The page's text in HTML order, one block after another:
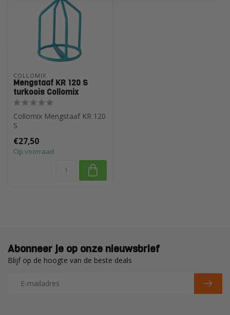
COLLOMIX
Mengstaaf KR 120 S
turkoois Collomix
Collomix Mengstaaf KR 120
S
€27,50
Op voorraad
Abonneer je op onze nieuwsbrief
Blijf op de hoogte van de beste deals